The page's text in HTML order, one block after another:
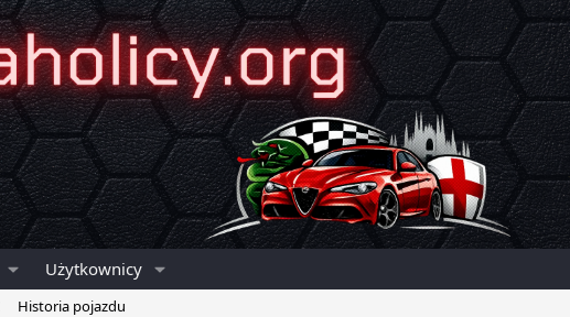
Użytkownicy
Historia pojazdu